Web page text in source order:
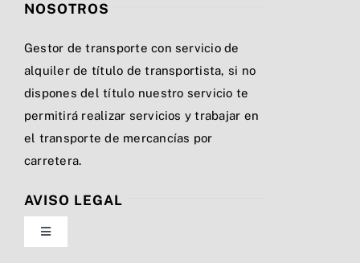
NOSOTROS
Gestor de transporte con servicio de
alquiler de título de transportista, si no
dispones del título nuestro servicio te
permitirá realizar servicios y trabajar en
el transporte de mercancías por
carretera.
AVISO LEGAL
Toggle
Navigation